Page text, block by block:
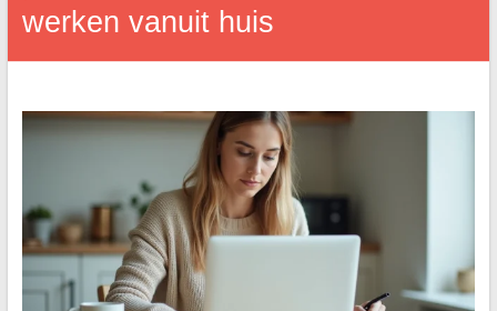
werken vanuit huis